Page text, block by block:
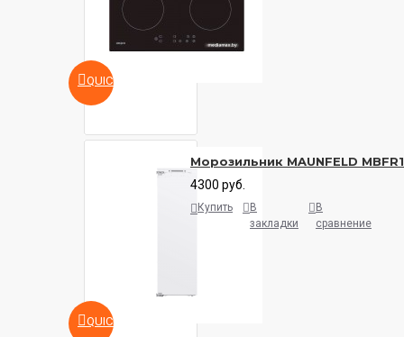
QUICKVIEW
QUICKVIEW
Морозильник MAUNFELD
4300 руб.
Купить
В
закладки
В
сравнение